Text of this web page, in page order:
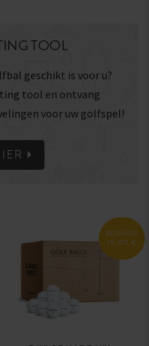
TOOL
geschikt is voor u?
tool en ontvang
voor uw golfspel!
BESPAAR
10,00 €